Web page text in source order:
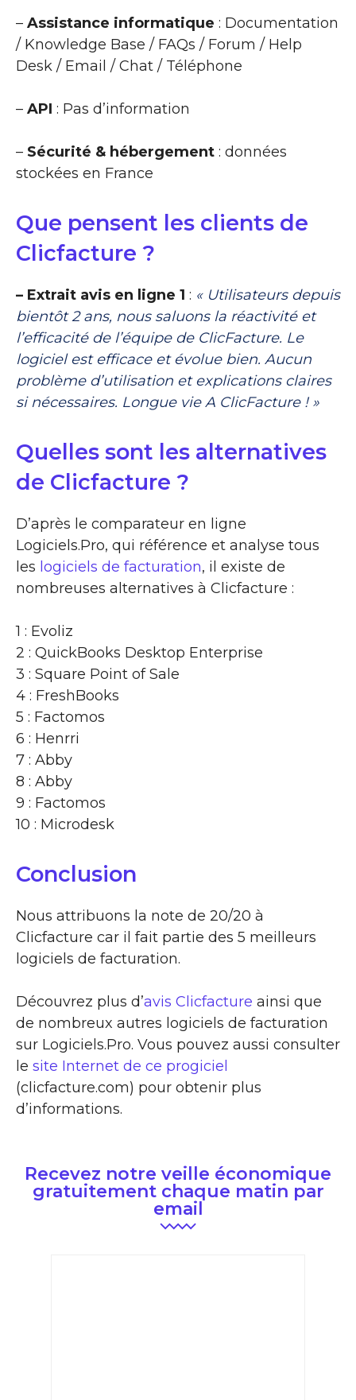
– Assistance informatique : Documentation
/ Knowledge Base / FAQs / Forum / Help
Desk / Email / Chat / Téléphone
– API : Pas d’information
– Sécurité & hébergement : données
stockées en France
Que pensent les clients de
Clicfacture ?
– Extrait avis en ligne 1 : « Utilisateurs depuis
bientôt 2 ans, nous saluons la réactivité et
l’efficacité de l’équipe de ClicFacture. Le
logiciel est efficace et évolue bien. Aucun
problème d’utilisation et explications claires
si nécessaires. Longue vie A ClicFacture ! »
Quelles sont les alternatives
de Clicfacture ?
D’après le comparateur en ligne
Logiciels.Pro, qui référence et analyse tous
les logiciels de facturation, il existe de
nombreuses alternatives à Clicfacture :
1 : Evoliz
2 : QuickBooks Desktop Enterprise
3 : Square Point of Sale
4 : FreshBooks
5 : Factomos
6 : Henrri
7 : Abby
8 : Abby
9 : Factomos
10 : Microdesk
Conclusion
Nous attribuons la note de 20/20 à
Clicfacture car il fait partie des 5 meilleurs
logiciels de facturation.
Découvrez plus d’avis Clicfacture ainsi que
de nombreux autres logiciels de facturation
sur Logiciels.Pro. Vous pouvez aussi consulter
le site Internet de ce progiciel
(clicfacture.com) pour obtenir plus
d’informations.
Recevez notre veille économique
gratuitement chaque matin par
email